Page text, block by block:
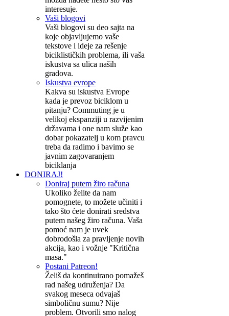
interesuje.
Vaši blogovi
Vaši blogovi su deo sajta na
koje objavljujemo vaše
tekstove i ideje za rešenje
biciklističkih problema, ili vaša
iskustva sa ulica naših
gradova.
Iskustva evrope
Kakva su iskustva Evrope
kada je prevoz biciklom u
pitanju? Commuting je u
velikoj ekspanziji u razvijenim
državama i one nam služe kao
dobar pokazatelj u kom pravcu
treba da radimo i bavimo se
javnim zagovaranjem
biciklanja
DONIRAJ!
Doniraj putem žiro računa
Ukoliko želite da nam
pomognete, to možete učiniti i
tako što ćete donirati sredstva
putem našeg žiro računa. Vaša
pomoć nam je uvek
dobrodošla za pravljenje novih
akcija, kao i vožnje "Kritična
masa."
Postani Patreon!
Želiš da kontinuirano pomažeš
rad našeg udruženja? Da
svakog meseca odvajaš
simboličnu sumu? Nije
problem. Otvorili smo nalog